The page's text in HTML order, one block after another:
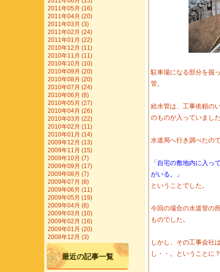
駐車場になる部分を掘
管。
給水管は、工事依頼の
のものが入っていまし
水道局へ行き調べたの
「自宅の敷地内に入っ
がいる。」
ということでした。
今回の場合の水道管の
ものでした。
しかし、その工事会社
し・・。ということに
2011年05月 (16)
2011年04月 (20)
2011年03月 (3)
2011年02月 (24)
2011年01月 (22)
2010年12月 (11)
2010年11月 (11)
2010年10月 (10)
2010年09月 (20)
2010年08月 (20)
2010年07月 (24)
2010年06月 (8)
2010年05月 (27)
2010年04月 (26)
2010年03月 (22)
2010年02月 (11)
2010年01月 (14)
2009年12月 (13)
2009年11月 (15)
2009年10月 (7)
2009年09月 (17)
2009年08月 (7)
2009年07月 (8)
2009年06月 (11)
2009年05月 (19)
2009年04月 (6)
2009年03月 (10)
2009年02月 (16)
2009年01月 (20)
2008年12月 (3)
最近の記事一覧